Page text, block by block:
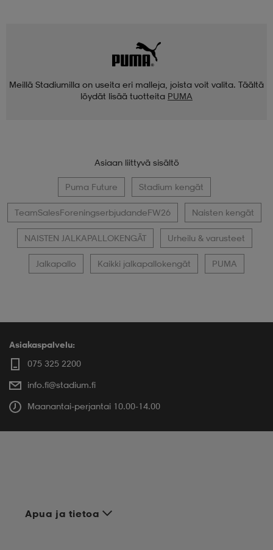
Meillä Stadiumilla on useita eri malleja, joista voit valita. Täältä
löydät lisää tuotteita PUMA
Asiaan liittyvä sisältö
Puma Future Stadium kengät
TeamSalesForeningserbjudandeFW26 Naisten kengät
NAISTEN JALKAPALLOKENGÄT Urheilu & varusteet
Jalkapallo Kaikki jalkapallokengät PUMA
Asiakaspalvelu:
075 325 2200
info.fi@stadium.fi
Maanantai-perjantai 10.00-14.00
Apua ja tietoa